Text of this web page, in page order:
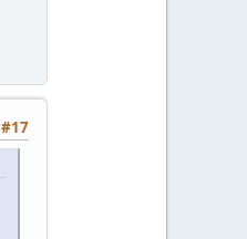
#17